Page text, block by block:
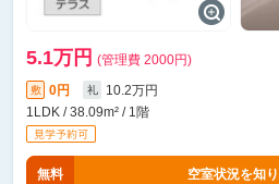
5.1万円 (管理費 2000円)
敷 0円 礼
10.2万円
1LDK / 38.09m² / 1階
無料 空室状況を知